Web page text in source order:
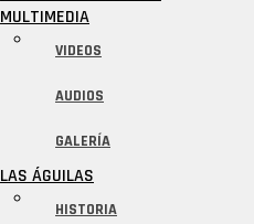
MULTIMEDIA
VIDEOS
AUDIOS
GALERÍA
LAS ÁGUILAS
HISTORIA